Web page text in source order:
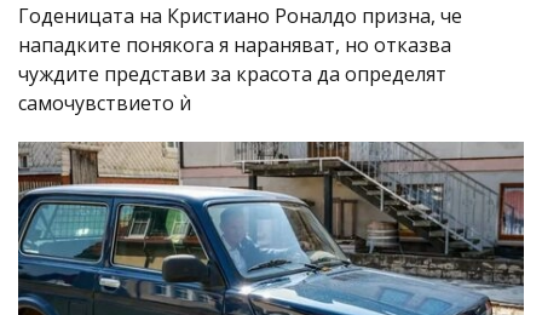
Годеницата на Кристиано Роналдо призна, че
нападките понякога я нараняват, но отказва
чуждите представи за красота да определят
самочувствието ѝ